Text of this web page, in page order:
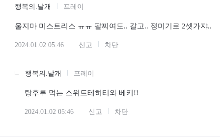
행복의.날개 프레이
울지마 미스트리스 ㅠㅠ 팔찌여도.. 갈고.. 정미기로 2셋가쟈..
2024.01.02 05:46 신고 차단
행복의.날개 프레이
탕후루 먹는 스위트테히티와 베키!!
2024.01.02 05:46 신고 차단